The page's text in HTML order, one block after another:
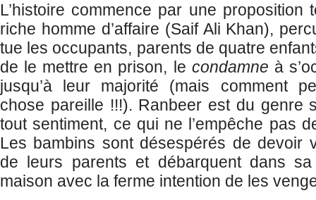
L’histoire commence par une proposition
riche homme d’affaire (Saif Ali Khan),
tue les occupants, parents de quatre
de le mettre en prison, le condamne à
jusqu’à leur majorité (mais comment
chose pareille !!!). Ranbeer est du genre
tout sentiment, ce qui ne l’empêche pas
Les bambins sont désespérés de devoir
de leurs parents et débarquent dans
maison avec la ferme intention de les